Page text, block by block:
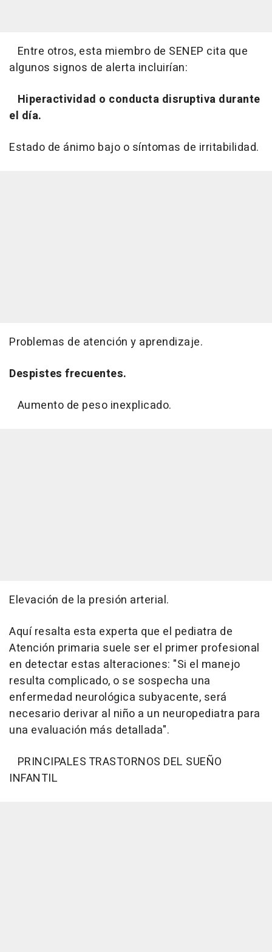
Entre otros, esta miembro de SENEP cita que
algunos signos de alerta incluirían:
Hiperactividad o conducta disruptiva durante
el día.
Estado de ánimo bajo o síntomas de irritabilidad.
Problemas de atención y aprendizaje.
Despistes frecuentes.
Aumento de peso inexplicado.
Elevación de la presión arterial.
Aquí resalta esta experta que el pediatra de
Atención primaria suele ser el primer profesional
en detectar estas alteraciones: "Si el manejo
resulta complicado, o se sospecha una
enfermedad neurológica subyacente, será
necesario derivar al niño a un neuropediatra para
una evaluación más detallada".
PRINCIPALES TRASTORNOS DEL SUEÑO
INFANTIL